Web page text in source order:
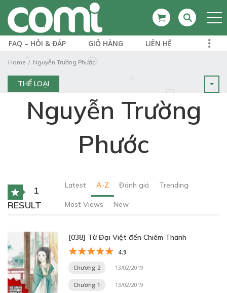
FAQ – HỎI & ĐÁP GIỎ HÀNG LIÊN HỆ
Home Nguyễn Trường Phước
THỂ LOẠI
Nguyễn Trường
Phước
1
RESULT
Latest A-Z Đánh giá Trending
Most Views New
[038] Từ Đại Việt đến Chiêm Thành
4.9
Chương 2 13/02/2019
Chương 1 13/02/2019